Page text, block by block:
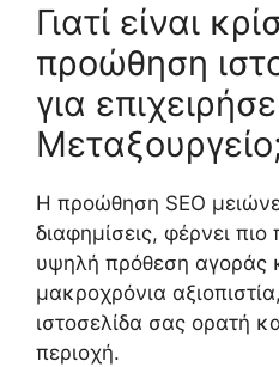
Γιατί είναι
προώθηση
για
Η προώθηση SEO
διαφημίσεις, φέρνει
υψηλή πρόθεση αγοράς
μακροχρόνια
ιστοσελίδα σας ορατή
περιοχή.